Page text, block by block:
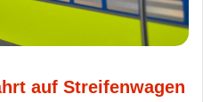
auf Streifenwagen